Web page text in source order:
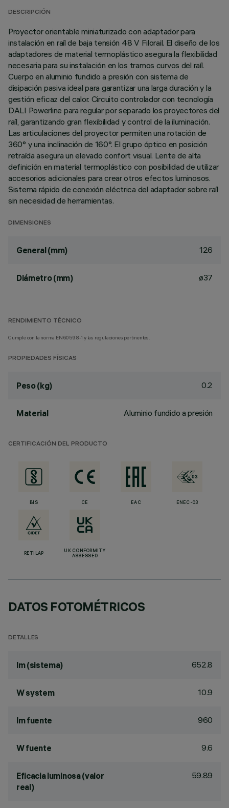
DESCRIPCIÓN
Proyector orientable miniaturizado con adaptador para
instalación en raíl de baja tensión 48 V Filorail. El diseño de los
adaptadores de material termoplástico asegura la flexibilidad
necesaria para su instalación en los tramos curvos del raíl.
Cuerpo en aluminio fundido a presión con sistema de
disipación pasiva ideal para garantizar una larga duración y la
gestión eficaz del calor. Circuito controlador con tecnología
DALI Powerline para regular por separado los proyectores del
raíl, garantizando gran flexibilidad y control de la iluminación.
Las articulaciones del proyector permiten una rotación de
360° y una inclinación de 160°. El grupo óptico en posición
retraída asegura un elevado confort visual. Lente de alta
definición en material termoplástico con posibilidad de utilizar
accesorios adicionales para crear otros efectos luminosos.
Sistema rápido de conexión eléctrica del adaptador sobre raíl
sin necesidad de herramientas.
DIMENSIONES
General (mm) 126
Diámetro (mm) ø37
RENDIMIENTO TÉCNICO
Cumple con la norma EN60598-1 y las regulaciones pertinentes.
PROPIEDADES FÍSICAS
Peso (kg) 0.2
Material Aluminio fundido a presión
CERTIFICACIÓN DEL PRODUCTO
BIS CE EAC ENEC-03
RETILAP
UK CONFORMITY
ASSESSED
DATOS FOTOMÉTRICOS
DETALLES
lm (sistema) 652.8
W system 10.9
lm fuente 960
W fuente 9.6
Eficacia luminosa (valor
real)
59.89